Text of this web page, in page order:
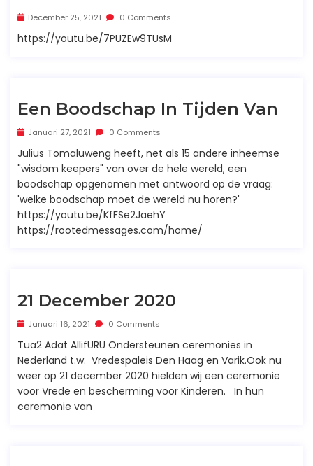
December 25, 2021 0 Comments
https://youtu.be/7PUZEw9TUsM
Een Boodschap In Tijden Van
Januari 27, 2021 0 Comments
Julius Tomaluweng heeft, net als 15 andere inheemse
"wisdom keepers" van over de hele wereld, een
boodschap opgenomen met antwoord op de vraag:
'welke boodschap moet de wereld nu horen?'
https://youtu.be/KfFSe2JaehY
https://rootedmessages.com/home/
21 December 2020
Januari 16, 2021 0 Comments
Tua2 Adat AllifURU Ondersteunen ceremonies in
Nederland t.w. Vredespaleis Den Haag en Varik.Ook nu
weer op 21 december 2020 hielden wij een ceremonie
voor Vrede en bescherming voor Kinderen. In hun
ceremonie van